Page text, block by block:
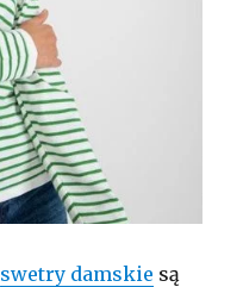
swetry damskie są